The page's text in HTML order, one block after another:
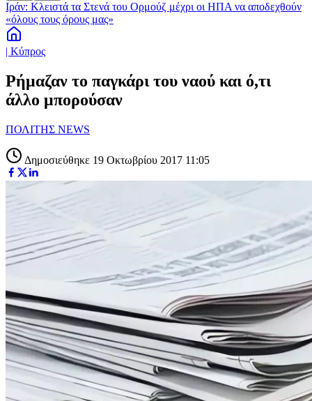
Ιράν: Κλειστά τα Στενά του Ορμούζ μέχρι οι ΗΠΑ να αποδεχθούν
«όλους τους όρους μας»
| Κύπρος
Ρήμαζαν το παγκάρι του ναού και ό,τι
άλλο μπορούσαν
ΠΟΛΙΤΗΣ NEWS
Δημοσιεύθηκε 19 Οκτωβρίου 2017 11:05